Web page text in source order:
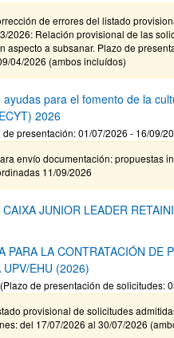
de errores del listado
2026: Relación provisional de las
aspecto a subsanar. Plazo de
04/2026 (ambos incluídos)
para el fomento de la
2026
presentación: 01/07/2026 - 16/09/
envío documentación: propuestas
11/09/2026
JUNIOR LEADER
PARA LA CONTRATACIÓN DE
UPV/EHU (2026)
de presentación de solicitudes:
provisional de solicitudes
del 17/07/2026 al 30/07/2026